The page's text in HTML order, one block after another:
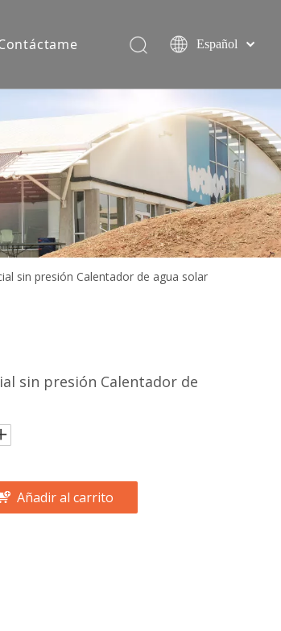
Español
English
sin presión Calentador de agua solar
sin presión Calentador de
Añadir al carrito